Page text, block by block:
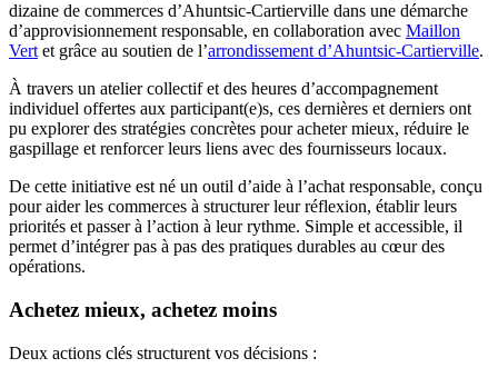
dizaine de commerces d’Ahuntsic-Cartierville dans une démarche
d’approvisionnement responsable, en collaboration avec Maillon
Vert et grâce au soutien de l’arrondissement d’Ahuntsic-Cartierville.
À travers un atelier collectif et des heures d’accompagnement
individuel offertes aux participant(e)s, ces dernières et derniers ont
pu explorer des stratégies concrètes pour acheter mieux, réduire le
gaspillage et renforcer leurs liens avec des fournisseurs locaux.
De cette initiative est né un outil d’aide à l’achat responsable, conçu
pour aider les commerces à structurer leur réflexion, établir leurs
priorités et passer à l’action à leur rythme. Simple et accessible, il
permet d’intégrer pas à pas des pratiques durables au cœur des
opérations.
Achetez mieux, achetez moins
Deux actions clés structurent vos décisions :